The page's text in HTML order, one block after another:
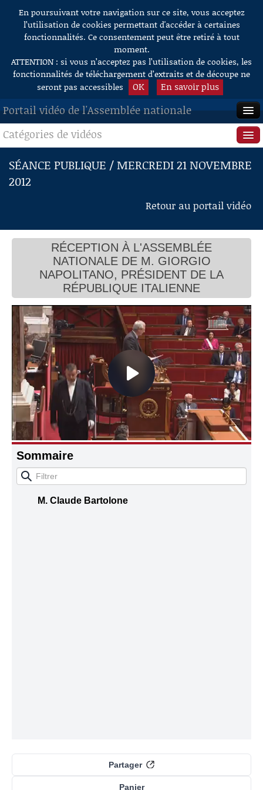
Aller au contenu
En poursuivant votre navigation sur ce site, vous acceptez
l’utilisation de cookies permettant d'accéder à certaines
fonctionnalités. Ce consentement peut être retiré à tout
moment.
ATTENTION : si vous n’acceptez pas l’utilisation de cookies, les
fonctionnalités de téléchargement d’extraits et de découpe ne
seront pas accessibles
OK En savoir plus
Portail vidéo de l'Assemblée nationale
ACCUEIL
EN DIRECT
À LA DEMANDE
AIDE À LA DÉCOUPE
DE VIDÉOS
Catégories de vidéos
Séance publique
Commissions
Présidence
Évènements
Connaissance, Histoire
Autres
SÉANCE PUBLIQUE / MERCREDI 21 NOVEMBRE
2012
Retour au portail vidéo
RÉCEPTION À L'ASSEMBLÉE
NATIONALE DE M. GIORGIO
NAPOLITANO, PRÉSIDENT DE LA
RÉPUBLIQUE ITALIENNE
Sommaire
M. Claude Bartolone
Panier
Partager